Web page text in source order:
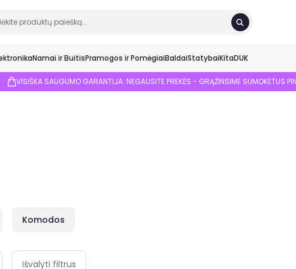
Namai ir BuitisPramogos ir PomėgiaiBaldaiStatybaiKitaDUK
VISIŠKA SAUGUMO GARANTIJA: NEGAUSITE PREKĖS - GRĄŽINSIME SUMOKĖTUS
Komodos
Išvalyti filtrus